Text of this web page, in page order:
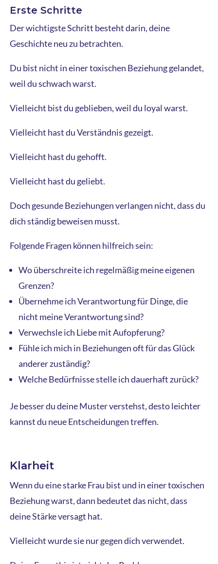
Erste Schritte
Der wichtigste Schritt besteht darin, deine
Geschichte neu zu betrachten.
Du bist nicht in einer toxischen Beziehung gelandet,
weil du schwach warst.
Vielleicht bist du geblieben, weil du loyal warst.
Vielleicht hast du Verständnis gezeigt.
Vielleicht hast du gehofft.
Vielleicht hast du geliebt.
Doch gesunde Beziehungen verlangen nicht, dass du
dich ständig beweisen musst.
Folgende Fragen können hilfreich sein:
Wo überschreite ich regelmäßig meine eigenen
Grenzen?
Übernehme ich Verantwortung für Dinge, die
nicht meine Verantwortung sind?
Verwechsle ich Liebe mit Aufopferung?
Fühle ich mich in Beziehungen oft für das Glück
anderer zuständig?
Welche Bedürfnisse stelle ich dauerhaft zurück?
Je besser du deine Muster verstehst, desto leichter
kannst du neue Entscheidungen treffen.
Klarheit
Wenn du eine starke Frau bist und in einer toxischen
Beziehung warst, dann bedeutet das nicht, dass
deine Stärke versagt hat.
Vielleicht wurde sie nur gegen dich verwendet.